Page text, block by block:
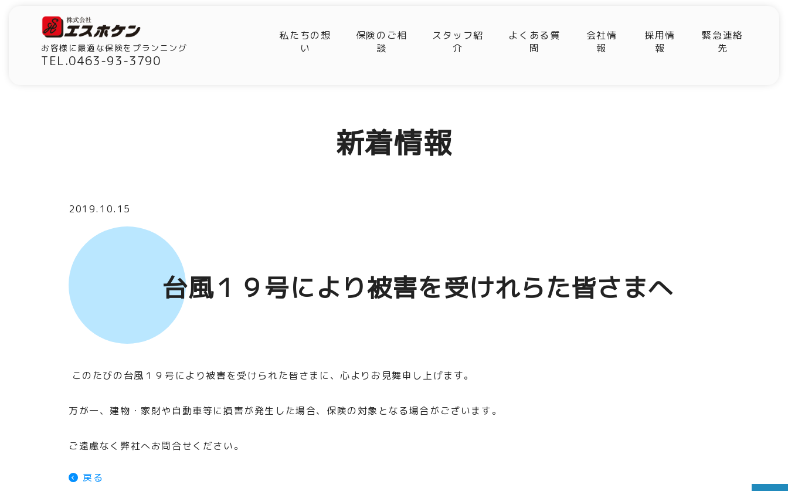
お客様に最適な保険をプランニング
TEL.0463-93-3790
私たちの想
い
保険のご相
談
スタッフ紹
介
よくある質
問
会社情
報
採用情
報
緊急連絡
先
新着情報
2019.10.15
台風１９号により被害を受けれらた皆さまへ
このたびの台風１９号により被害を受けられた皆さまに、心よりお見舞申し上げます。
万が一、建物・家財や自動車等に損害が発生した場合、保険の対象となる場合がございます。
ご遠慮なく弊社へお問合せください。
戻る